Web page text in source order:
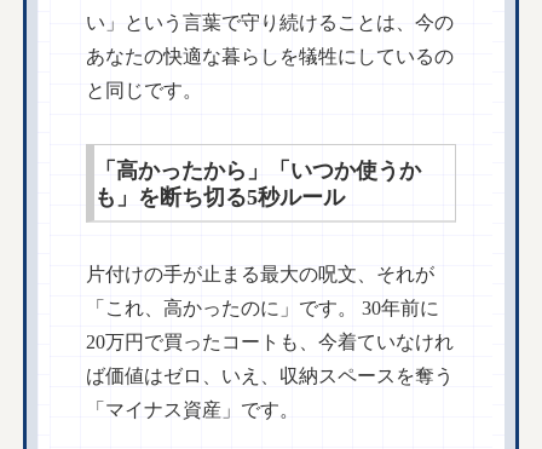
い」という言葉で守り続けることは、今の
あなたの快適な暮らしを犠牲にしているの
と同じです。
「高かったから」「いつか使うか
も」を断ち切る5秒ルール
片付けの手が止まる最大の呪文、それが
「これ、高かったのに」です。 30年前に
20万円で買ったコートも、今着ていなけれ
ば価値はゼロ、いえ、収納スペースを奪う
「マイナス資産」です。